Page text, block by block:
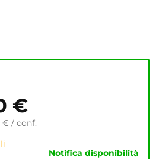
€
€ / conf.
Notifica disponibilità